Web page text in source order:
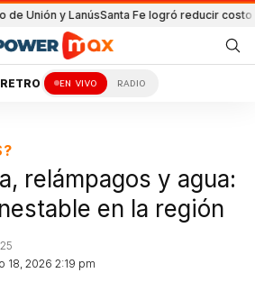
y LanúsSanta Fe logró reducir costo
EN VIVO RADIO
relámpagos y agua:
en la región
18, 2026 2:19 pm